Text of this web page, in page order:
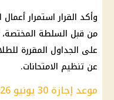
وأكد القرار استمرار
من قبل السلطة
على الجداول المقررة
عن تنظيم الامتحانات.
موعد إجازة 30 يونيو 2026